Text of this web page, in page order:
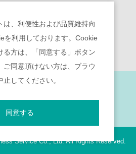
イ】
ー｜ 個人情報保護宣言
遮断のための基本方針｜勧誘方針
務運営を実現するための方針
Service Co., Ltd. All Rights Reserved.
は、利便性および品質維持向
を利用しております。Cookie
る方は、「同意する」ボタン
ご同意頂けない方は、ブラウ
してください。
同意する